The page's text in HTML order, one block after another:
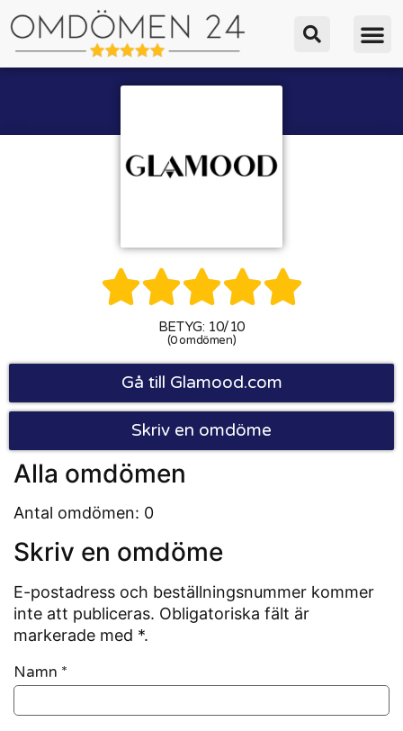

BETYG: 10/10
(0 omdömen)
Gå till Glamood.com
Skriv en omdöme
Alla omdömen
Antal omdömen: 0
Skriv en omdöme
E-postadress och beställningsnummer kommer
inte att publiceras. Obligatoriska fält är
markerade med *.
Namn *